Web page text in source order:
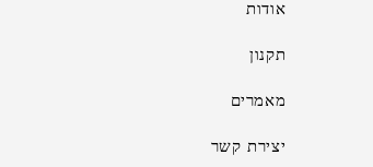
אודות
תקנון
מאמרים
יצירת קשר